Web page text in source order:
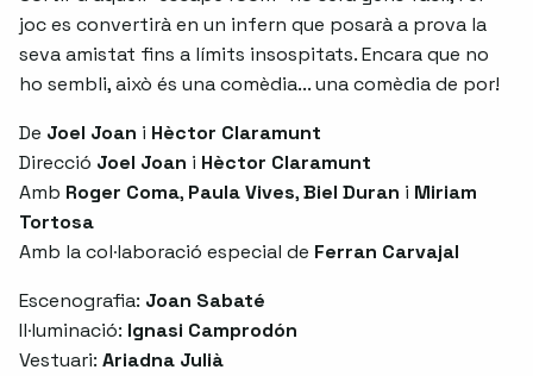
joc es convertirà en un infern que posarà a prova la
seva amistat fins a límits insospitats. Encara que no
ho sembli, això és una comèdia... una comèdia de por!
De Joel Joan i Hèctor Claramunt
Direcció Joel Joan i Hèctor Claramunt
Amb Roger Coma, Paula Vives,Biel Duran i Miriam
Tortosa
Amb la col·laboració especial de Ferran Carvajal
Escenografia: Joan Sabaté
Il·luminació: Ignasi Camprodón
Vestuari: Ariadna Julià